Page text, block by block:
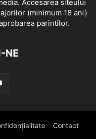
Accesarea siteului
(minimum 18 ani)
parintilor.
NE
Contact